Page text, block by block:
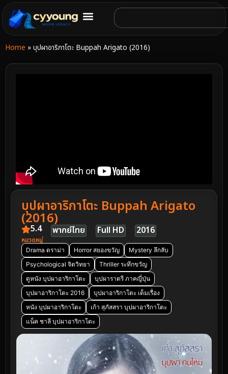
Home » บุปผาอาริกาโตะ Buppah Arigato (2016)
บุปผาอาริกาโตะ Buppah Arigato
(2016)
5.4 พากย์ไทย Full HD 2016
หมวดหมู่
Drama ดราม่า Horror สยองขวัญ
Mystery ลึกลับ
Psychological จิตวิทยา
Thriller ระทึกขวัญ
ดูหนัง บุปผาอาริกาโตะ
บุปผาราตรี ภาคญี่ปุ่น
บุปผาอาริกาโตะ 2016
บุปผาอาริกาโตะ เต็มเรื่อง
หนัง บุปผาอาริกาโตะ
เก้า สุภัสสรา บุปผาอาริกาโตะ
แน็ค ชาลี บุปผาอาริกาโตะ